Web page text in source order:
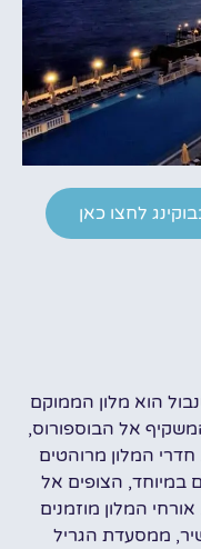
הוא מלון הממוקם
ארמון עות'מני מהמאה ה-19 המשקיף אל הבוספורוס,
המלון מרוהטים
במיוחד, הצופים אל
המלון מוזמנים
ממסעדת הגריל